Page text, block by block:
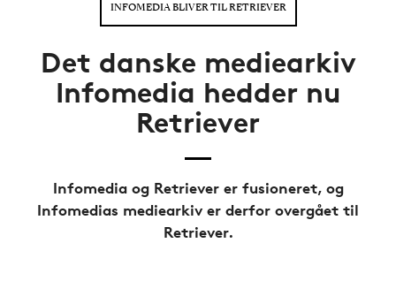
INFOMEDIA BLIVER TIL RETRIEVER
Det danske mediearkiv
Infomedia hedder nu
Retriever
Infomedia og Retriever er fusioneret, og
Infomedias mediearkiv er derfor overgået til
Retriever.